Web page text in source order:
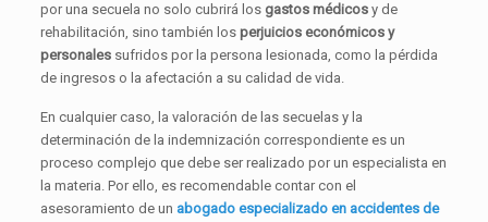
por una secuela no solo cubrirá los gastos médicosy de
rehabilitación, sino también los perjuicios económicos y
personalessufridos por la persona lesionada, como la pérdida
de ingresos o la afectación a su calidad de vida.
En cualquier caso, la valoración de las secuelas y la
determinación de la indemnización correspondiente es un
proceso complejo que debe ser realizado por un especialista en
la materia. Por ello, es recomendable contar con el
asesoramiento de un abogado especializado en accidentes de